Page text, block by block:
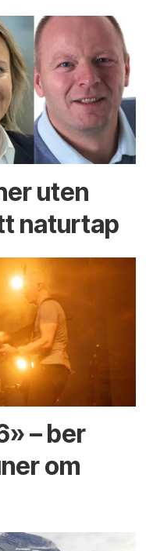
uten
naturtap
– ber
om